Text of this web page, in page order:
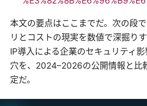
本文の要点はここまでだ。次の段
リとコストの現実を数値で深掘り
IP導入による企業のセキュリティ
穴を、2024–2026の公開情報と比
定だ。